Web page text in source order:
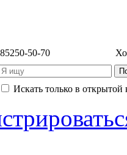
50-50-70
Искать только в открытой